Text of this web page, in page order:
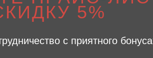
5%
с приятного